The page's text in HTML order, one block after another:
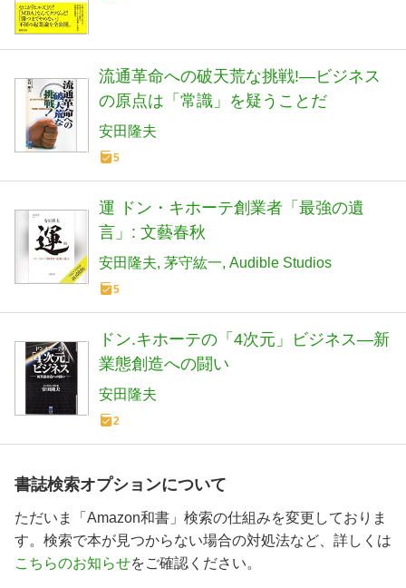
流通革命への破天荒な挑戦!―ビジネス
の原点は「常識」を疑うことだ
安田隆夫
5
運 ドン・キホーテ創業者「最強の遺
言」: 文藝春秋
安田隆夫 茅守紘一 Audible Studios
5
ドン.キホーテの「4次元」ビジネス―新
業態創造への闘い
安田隆夫
2
書誌検索オプションについて
ただいま「Amazon和書」検索の仕組みを変更しておりま
す。検索で本が見つからない場合の対処法など、詳しくは
こちらのお知らせをご確認ください。